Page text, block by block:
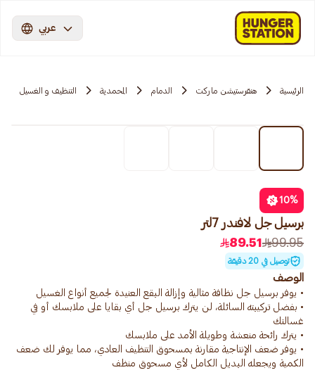
عربي
الرئيسية هنقرستيشن ماركت الدمام المحمدية التنظيف و الغسيل
10%
برسيل جل لافندر 7لتر
99.95
89.51
توصيل في 20 دقيقة
الوصف
• بفضل تركيبته السائلة، لن يترك برسيل جل أي بقايا على ملابسك أو في
• يوفر ضعف الإنتاجية مقارنة بمسحوق التنظيف العادي، مما يوفر لك ضعف